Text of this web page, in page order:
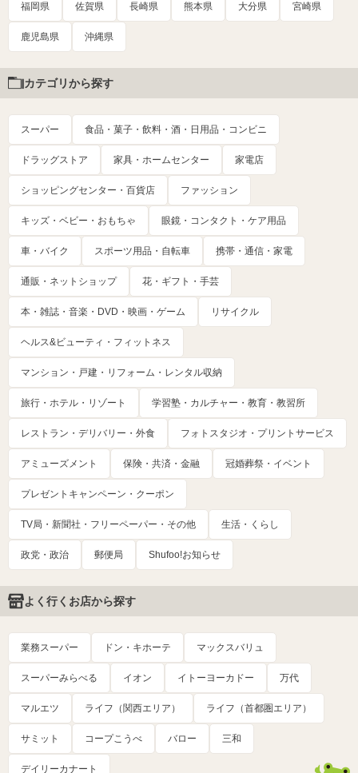
福岡県 佐賀県 長崎県 熊本県 大分県 宮崎県
鹿児島県 沖縄県
カテゴリから探す
スーパー 食品・菓子・飲料・酒・日用品・コンビニ
ドラッグストア 家具・ホームセンター 家電店
ショッピングセンター・百貨店 ファッション
キッズ・ベビー・おもちゃ 眼鏡・コンタクト・ケア用品
車・バイク スポーツ用品・自転車 携帯・通信・家電
通販・ネットショップ 花・ギフト・手芸
本・雑誌・音楽・DVD・映画・ゲーム リサイクル
ヘルス&ビューティ・フィットネス
マンション・戸建・リフォーム・レンタル収納
旅行・ホテル・リゾート 学習塾・カルチャー・教育・教習所
レストラン・デリバリー・外食 フォトスタジオ・プリントサービス
アミューズメント 保険・共済・金融 冠婚葬祭・イベント
プレゼントキャンペーン・クーポン
TV局・新聞社・フリーペーパー・その他 生活・くらし
政党・政治 郵便局 Shufoo!お知らせ
よく行くお店から探す
業務スーパー ドン・キホーテ マックスバリュ
スーパーみらべる イオン イトーヨーカドー 万代
マルエツ ライフ（関西エリア） ライフ（首都圏エリア）
サミット コープこうべ バロー 三和
デイリーカナート